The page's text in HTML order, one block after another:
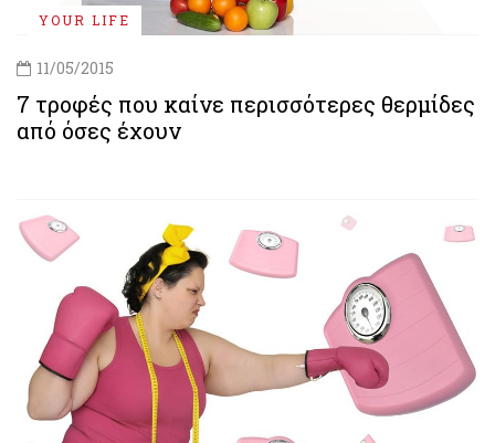
YOUR LIFE
11/05/2015
7 τροφές που καίνε περισσότερες θερμίδες
από όσες έχουν